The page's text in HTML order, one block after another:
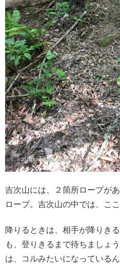
吉次山には、２箇所ロープが
ロープ。吉次山の中では、こ
降りるときは、相手が降りき
も、登りきるまで待ちましょ
は、コルみたいになっている